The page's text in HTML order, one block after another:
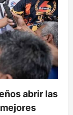
abrir las